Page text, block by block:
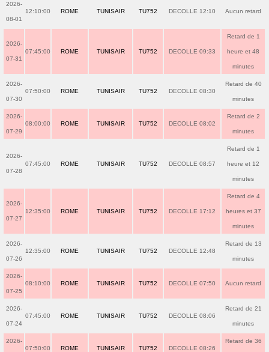
2026-
08-01
12:10:00 ROME TUNISAIR TU752 DECOLLE 12:10 Aucun retard
2026-
07-31
07:45:00 ROME TUNISAIR TU752 DECOLLE 09:33
Retard de 1
heure et 48
minutes
2026-
07-30
07:50:00 ROME TUNISAIR TU752 DECOLLE 08:30
Retard de 40
minutes
2026-
07-29
08:00:00 ROME TUNISAIR TU752 DECOLLE 08:02
Retard de 2
minutes
2026-
07-28
07:45:00 ROME TUNISAIR TU752 DECOLLE 08:57
Retard de 1
heure et 12
minutes
2026-
07-27
12:35:00 ROME TUNISAIR TU752 DECOLLE 17:12
Retard de 4
heures et 37
minutes
2026-
07-26
12:35:00 ROME TUNISAIR TU752 DECOLLE 12:48
Retard de 13
minutes
2026-
07-25
08:10:00 ROME TUNISAIR TU752 DECOLLE 07:50 Aucun retard
2026-
07-24
07:45:00 ROME TUNISAIR TU752 DECOLLE 08:06
Retard de 21
minutes
2026-
07:50:00 ROME TUNISAIR TU752 DECOLLE 08:26
Retard de 36